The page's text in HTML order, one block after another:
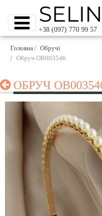
+38 (097) 770 99 57
Головна
Обручі
Обруч OB003546
ОБРУЧ